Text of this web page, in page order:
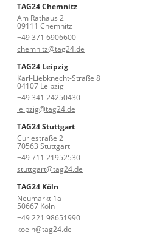
TAG24 Chemnitz
Am Rathaus 2
09111 Chemnitz
+49 371 6906600
chemnitz@tag24.de
TAG24 Leipzig
Karl-Liebknecht-Straße 8
04107 Leipzig
+49 341 24250430
leipzig@tag24.de
TAG24 Stuttgart
Curiestraße 2
70563 Stuttgart
+49 711 21952530
stuttgart@tag24.de
TAG24 Köln
Neumarkt 1a
50667 Köln
+49 221 98651990
koeln@tag24.de